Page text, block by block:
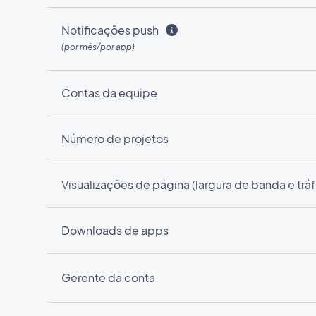
Notificações push
(por mês/por app)
Contas da equipe
Número de projetos
Visualizações de página (largura de banda e
Downloads de apps
Gerente da conta